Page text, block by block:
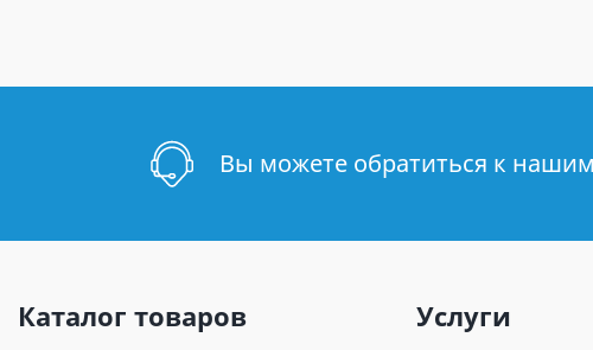
Вы можете обратиться к
Каталог товаров Услуги